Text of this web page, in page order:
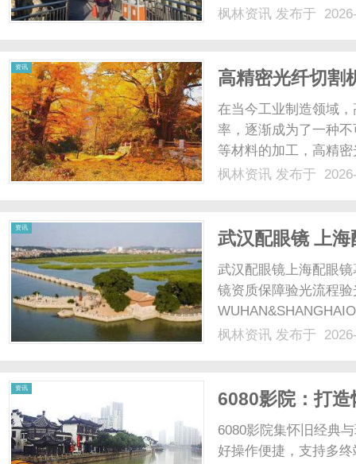
枫林资讯 发布于
资讯
高精密光纤切割
在当今工业制造领域
率，逐渐成为了一种
等材料的加工，高精
的市场需求和激烈的
枫林资讯 发布于
资讯
武汉配眼镜 上海
武汉配眼镜上海配眼
镜资质保障验光流程
配镜的写字楼眼镜店
枫林资讯 发布于
资讯
6080影院：打
6080影院集怀旧经典
好操作便捷，支持多